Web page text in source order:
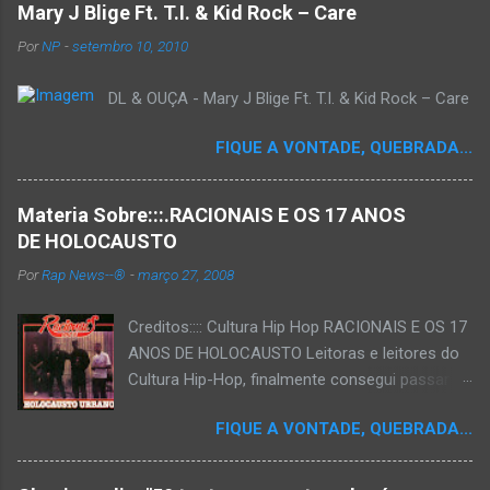
Mary J Blige Ft. T.I. & Kid Rock – Care
PorNP -setembro 10, 2010
DL & OUÇA - Mary J Blige Ft. T.I. & Kid Rock – Care
FIQUE A VONTADE, QUEBRADA...
Materia Sobre:::.RACIONAIS E OS 17 ANOS
DE HOLOCAUSTO
PorRap News--® -março 27, 2008
Creditos:::: Cultura Hip Hop RACIONAIS E OS 17
ANOS DE HOLOCAUSTO Leitoras e leitores do
Cultura Hip-Hop, finalmente consegui passar
que há muito tempo vinha maturando: uma
espécie de "ensaio-tributo" ao disco mais
importante do rap brasileiro, que completará 17
FIQUE A VONTADE, QUEBRADA...